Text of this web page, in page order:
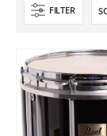
FILTER